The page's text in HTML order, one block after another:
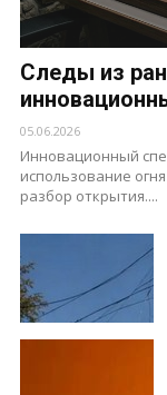
Следы из
05.06.2026
Инновационный
использование
разбор открытия....